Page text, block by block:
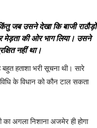
जब उसने देखा कि बाजी राठौड़ों
मेड़ता की ओर भाग लिया। उसने
नहीं था।
हताशा भरी सूचना थी। सारे
विधि के विधान को कौन टाल सकता
का अगला निशाना अजमेर ही होगा